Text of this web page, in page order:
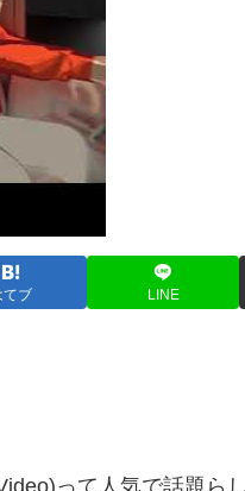
てブ LINE